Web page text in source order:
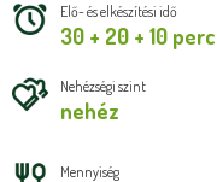
Elő- és elkészítési idő
30 + 20 + 10 perc
Nehézségi szint
nehéz
Mennyiség